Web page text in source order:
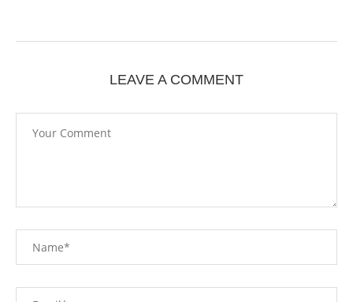
LEAVE A COMMENT